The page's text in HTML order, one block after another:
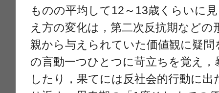
ものの平均して12～13歳くらいに
え方の変化は，第二次反抗期など
親から与えられていた価値観に疑
の言動一つひとつに苛立ちを覚え
したり，果てには反社会的行動に